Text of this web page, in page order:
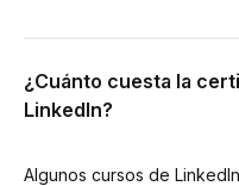
¿Cuánto cuesta la
LinkedIn?
Algunos cursos de